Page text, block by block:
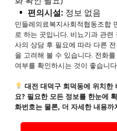
편의시설: 정보 없음
민들레의료복지사회적협동조합
로 하는 곳입니다. 비뇨기과 관
사의 상담 후 필요에 따라 다른
을 고려해 볼 수 있습니다. 전화
여부를 확인하시는 것이 좋습니
대전 대덕구 회덕동에 위치한
요? 필요한 모든 정보를 한눈에
화번호는 물론, 더 자세한 내용까